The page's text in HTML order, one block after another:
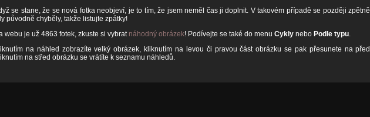
se stane, že se nová fotka neobjeví, je to tím, že jsem neměl čas ji doplnit. V takovém případě se později
původně chyběly, takže listujte zpátky!
webu je už 4863 fotek, zkuste si vybrat náhodný obrázek! Podívejte se také do menu Cykly nebo Podle typu.
na náhled zobrazíte velký obrázek, kliknutím na levou či pravou část obrázku se pak přesunete na
na střed obrázku se vrátíte k seznamu náhledů.